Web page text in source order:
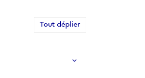
Tout déplier